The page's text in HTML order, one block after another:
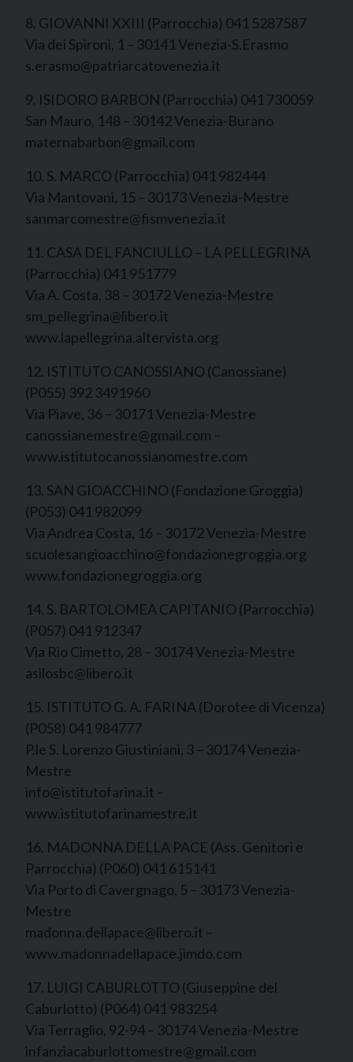
8. GIOVANNI XXIII (Parrocchia) 041 5287587
Via dei Spironi, 1 – 30141 Venezia-S.Erasmo
s.erasmo@patriarcatovenezia.it
9. ISIDORO BARBON (Parrocchia) 041 730059
San Mauro, 148 – 30142 Venezia-Burano
maternabarbon@gmail.com
10. S. MARCO (Parrocchia) 041 982444
Via Mantovani, 15 – 30173 Venezia-Mestre
sanmarcomestre@fismvenezia.it
11. CASA DEL FANCIULLO – LA PELLEGRINA
(Parrocchia) 041 951779
Via A. Costa, 38 – 30172 Venezia-Mestre
sm_pellegrina@libero.it
www.lapellegrina.altervista.org
12. ISTITUTO CANOSSIANO (Canossiane)
(P055) 392 3491960
Via Piave, 36 – 30171 Venezia-Mestre
canossianemestre@gmail.com –
www.istitutocanossianomestre.com
13. SAN GIOACCHINO (Fondazione Groggia)
(P053) 041 982099
Via Andrea Costa, 16 – 30172 Venezia-Mestre
scuolesangioacchino@fondazionegroggia.org
www.fondazionegroggia.org
14. S. BARTOLOMEA CAPITANIO (Parrocchia)
(P057) 041 912347
Via Rio Cimetto, 28 – 30174 Venezia-Mestre
asilosbc@libero.it
15. ISTITUTO G. A. FARINA (Dorotee di Vicenza)
(P058) 041 984777
P.le S. Lorenzo Giustiniani, 3 – 30174 Venezia-
Mestre
info@istitutofarina.it –
www.istitutofarinamestre.it
16. MADONNA DELLA PACE (Ass. Genitori e
Parrocchia) (P060) 041 615141
Via Porto di Cavergnago, 5 – 30173 Venezia-
Mestre
madonna.dellapace@libero.it –
www.madonnadellapace.jimdo.com
17. LUIGI CABURLOTTO (Giuseppine del
Caburlotto) (P064) 041 983254
Via Terraglio, 92-94 – 30174 Venezia-Mestre
infanziacaburlottomestre@gmail.com